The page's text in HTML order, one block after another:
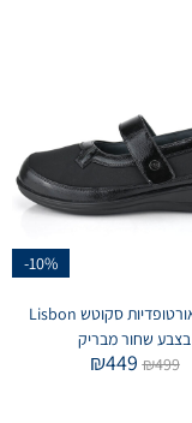
-10%
נעליים אורטופדיות סקוטש Lisbon
בצבע שחור מבריק
₪499
₪449